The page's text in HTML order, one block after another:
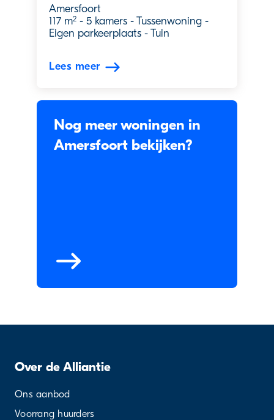
Amersfoort
117 m2 - 5 kamers -Tussenwoning -
Eigen parkeerplaats -Tuin
Lees meer
Nog meer woningen in
Amersfoort bekijken?
Over de Alliantie
Ons aanbod
Voorrang huurders